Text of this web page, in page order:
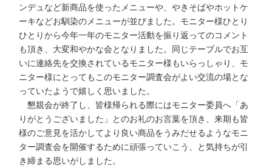
ンデュなど新商品を使ったメニューや、やきそばやホットケ
ーキなどお馴染のメニューが並びました。モニター様ひとり
ひとりから今年一年のモニター活動を振り返ってのコメント
も頂き、大変和やかな会となりました。同じテーブルでお互
いに連絡先を交換されているモニター様もいらっしゃり、モ
ニター様にとってもこのモニター調査会がよい交流の場とな
っていたようで嬉しく思いました。
懇親会が終了し、皆様帰られる際にはモニター委員へ「あ
りがとうございました」とのお礼のお言葉を頂き、来期も皆
様のご意見を活かしてより良い商品をうみだせるようなモニ
ター調査会を開催するために頑張っていこう、と気持ちが引
き締まる思いがしました。